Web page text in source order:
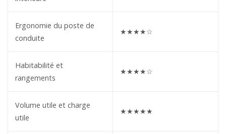
Ergonomie du poste de
conduite
★★★★☆
Habitabilité et
rangements
★★★★☆
Volume utile et charge
utile
★★★★★